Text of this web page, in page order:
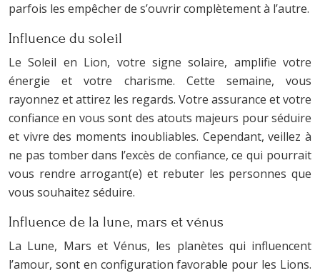
parfois les empêcher de s’ouvrir complètement à l’autre.
Influence du soleil
Le Soleil en Lion, votre signe solaire, amplifie votre
énergie et votre charisme. Cette semaine, vous
rayonnez et attirez les regards. Votre assurance et votre
confiance en vous sont des atouts majeurs pour séduire
et vivre des moments inoubliables. Cependant, veillez à
ne pas tomber dans l’excès de confiance, ce qui pourrait
vous rendre arrogant(e) et rebuter les personnes que
vous souhaitez séduire.
Influence de la lune, mars et vénus
La Lune, Mars et Vénus, les planètes qui influencent
l’amour, sont en configuration favorable pour les Lions.